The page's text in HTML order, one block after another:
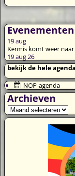
Evenementen
19aug
Kermis komt weer
19 aug 26
bekijk de hele agenda
NOP-agenda
Archieven